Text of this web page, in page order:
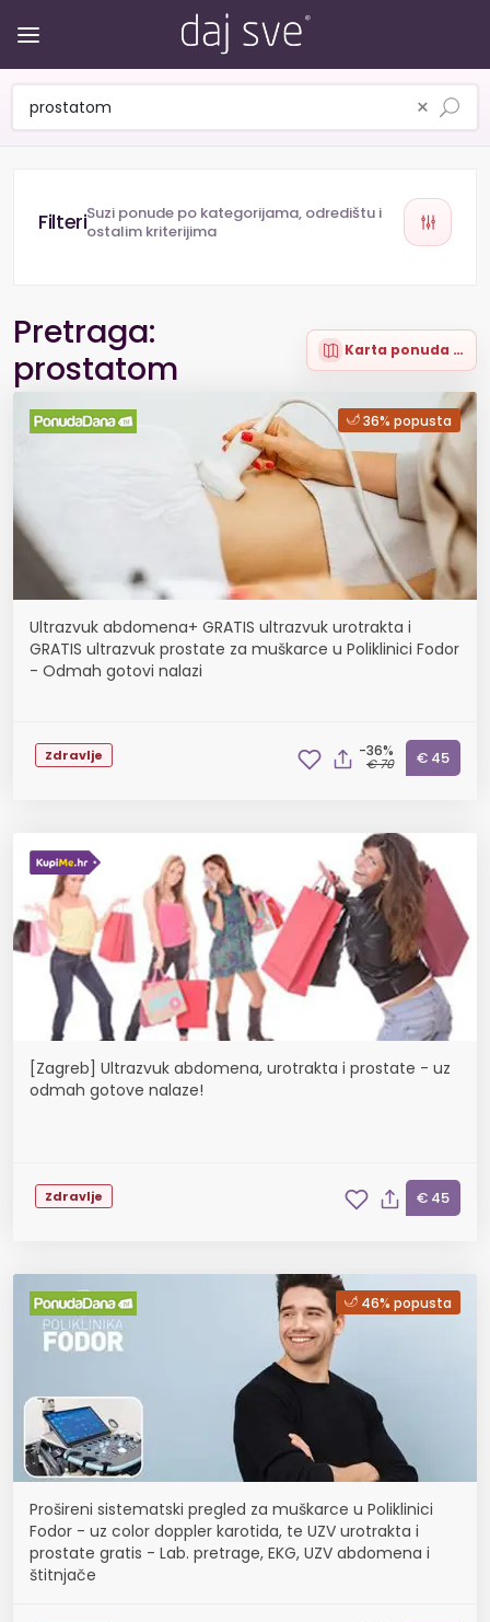
×
Suzi ponude po kategorijama, odredištu i
ostalim kriterijima
Pretraga:
prostatom
Karta ponuda (7)
36% popusta
Ultrazvuk abdomena+ GRATIS ultrazvuk urotrakta i
GRATIS ultrazvuk prostate za muškarce u Poliklinici Fodor
- Odmah gotovi nalazi
Zdravlje -36%
€ 70 € 45
[Zagreb] Ultrazvuk abdomena, urotrakta i prostate - uz
odmah gotove nalaze!
Zdravlje € 45
46% popusta
Prošireni sistematski pregled za muškarce u Poliklinici
Fodor - uz color doppler karotida, te UZV urotrakta i
prostate gratis - Lab. pretrage, EKG, UZV abdomena i
štitnjače